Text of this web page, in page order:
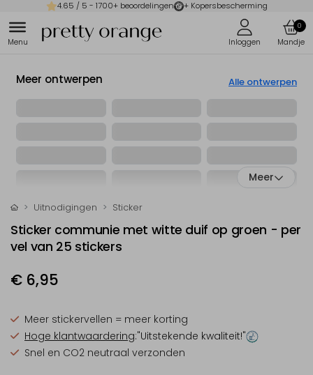
4.65 / 5 - 1700+ beoordelingen + Kopersbescherming
0
Meer ontwerpen Alle ontwerpen
Meer
Uitnodigingen Sticker
Sticker communie met witte duif op groen - per
vel van 25 stickers
€ 6,95
Meer stickervellen = meer korting
Hoge klantwaardering:"Uitstekende kwaliteit!"
Snel en CO2 neutraal verzonden